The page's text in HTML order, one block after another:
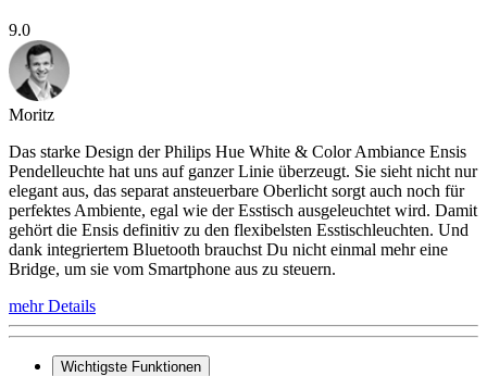
9.0
Moritz
Das starke Design der Philips Hue White & Color Ambiance Ensis
Pendelleuchte hat uns auf ganzer Linie überzeugt. Sie sieht nicht nur
elegant aus, das separat ansteuerbare Oberlicht sorgt auch noch für
perfektes Ambiente, egal wie der Esstisch ausgeleuchtet wird. Damit
gehört die Ensis definitiv zu den flexibelsten Esstischleuchten. Und
dank integriertem Bluetooth brauchst Du nicht einmal mehr eine
Bridge, um sie vom Smartphone aus zu steuern.
mehr Details
Wichtigste Funktionen